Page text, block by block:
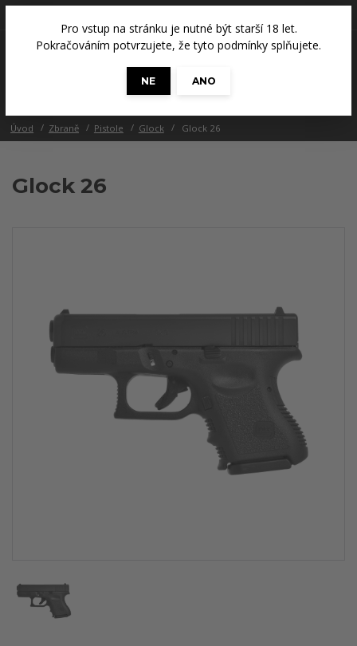
Pro vstup na stránku je nutné být starší 18 let.
Pokračováním potvrzujete, že tyto podmínky splňujete.
NE
ANO
0 Kč
Úvod Zbraně Pistole Glock Glock 26
Glock 26